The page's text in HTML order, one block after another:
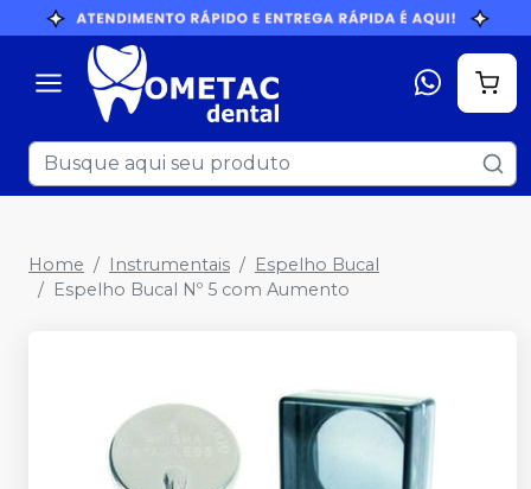
Home Instrumentais
Espelho Bucal
Espelho Bucal Nº 5 com Aumento